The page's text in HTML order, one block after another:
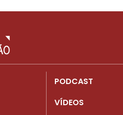
PODCAST
VÍDEOS